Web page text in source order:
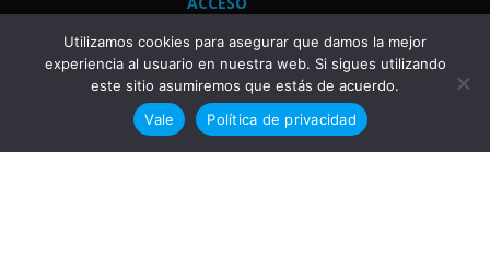
COPYRIGHT © 2020 | THE METAL FAMILY | ALL RIGHTS RESERVED | JKG DESIGN
Utilizamos cookies para asegurar que damos la mejor
experiencia al usuario en nuestra web. Si sigues utilizando
este sitio asumiremos que estás de acuerdo.
Vale
Política de privacidad